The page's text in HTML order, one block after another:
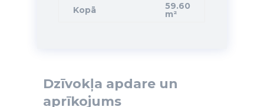
Kopā
59.60
m²
Dzīvokļa apdare un
aprīkojums